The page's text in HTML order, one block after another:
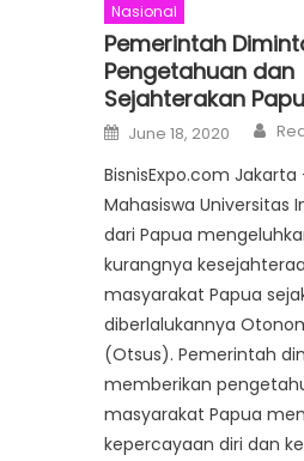
Nasional
Pemerintah
Pengetahuan dan
Sejahterakan
Posted
on
June 18, 2020
BisnisExpo.com Jakarta
Mahasiswa Universitas
dari Papua
kurangnya
masyarakat Papua
diberlalukannya
(Otsus). Pemerintah
memberikan
masyarakat Papua
kepercayaan diri dan